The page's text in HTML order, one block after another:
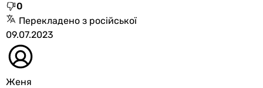
0
Перекладено з російської
09.07.2023
Женя